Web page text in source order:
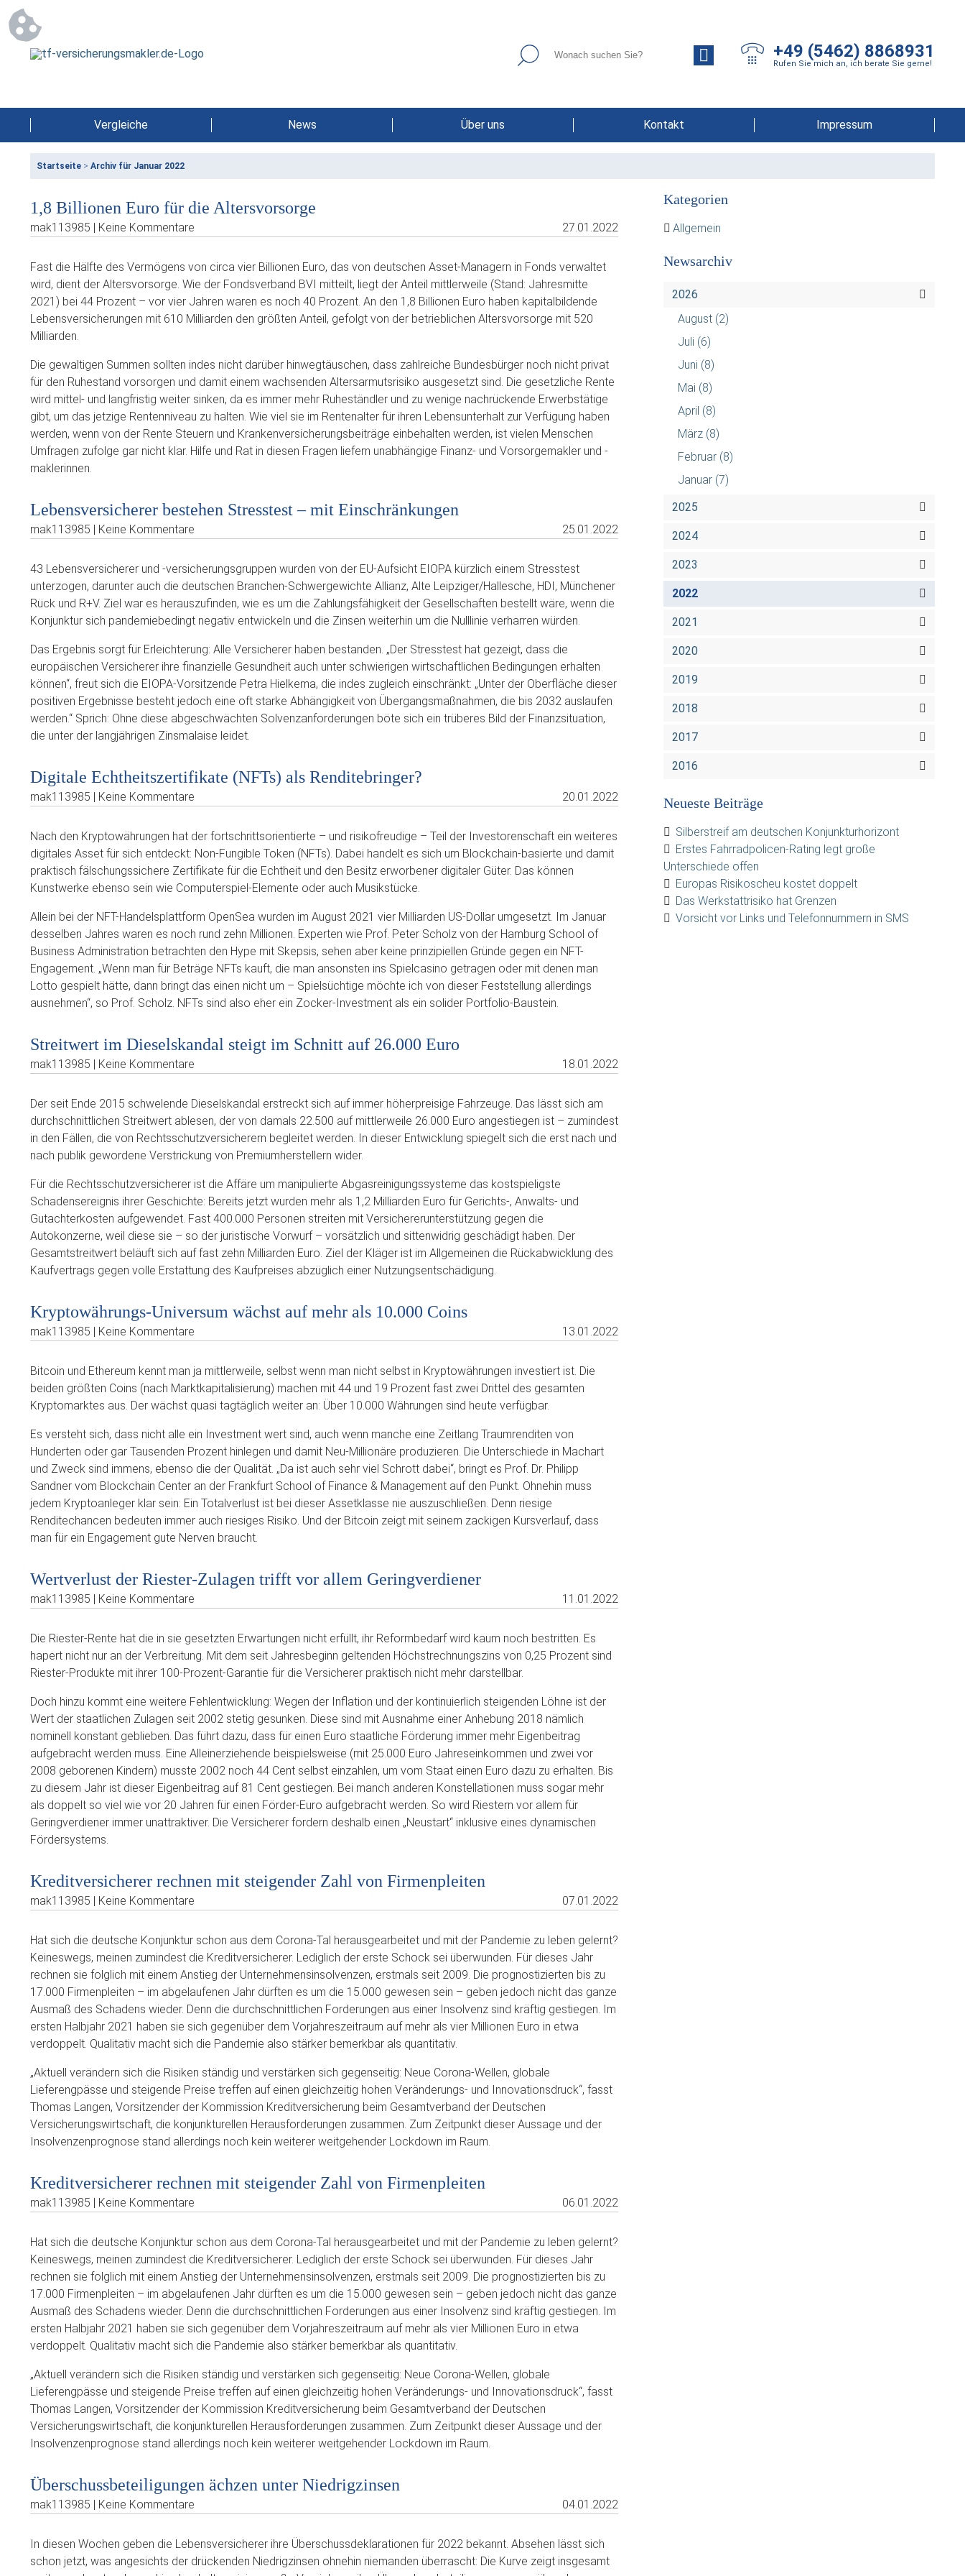
+49 (5462) 8868931
Rufen Sie mich an, ich berate Sie gerne!
Vergleiche News Über uns Kontakt Impressum
Startseite > Archiv für Januar 2022
1,8 Billionen Euro für die Altersvorsorge
mak113985 | Keine Kommentare 27.01.2022
Fast die Hälfte des Vermögens von circa vier Billionen Euro, das von deutschen Asset-Managern in Fonds verwaltet
wird, dient der Altersvorsorge. Wie der Fondsverband BVI mitteilt, liegt der Anteil mittlerweile (Stand: Jahresmitte
2021) bei 44 Prozent – vor vier Jahren waren es noch 40 Prozent. An den 1,8 Billionen Euro haben kapitalbildende
Lebensversicherungen mit 610 Milliarden den größten Anteil, gefolgt von der betrieblichen Altersvorsorge mit 520
Milliarden.
Die gewaltigen Summen sollten indes nicht darüber hinwegtäuschen, dass zahlreiche Bundesbürger noch nicht privat
für den Ruhestand vorsorgen und damit einem wachsenden Altersarmutsrisiko ausgesetzt sind. Die gesetzliche Rente
wird mittel- und langfristig weiter sinken, da es immer mehr Ruheständler und zu wenige nachrückende Erwerbstätige
gibt, um das jetzige Rentenniveau zu halten. Wie viel sie im Rentenalter für ihren Lebensunterhalt zur Verfügung haben
werden, wenn von der Rente Steuern und Krankenversicherungsbeiträge einbehalten werden, ist vielen Menschen
Umfragen zufolge gar nicht klar. Hilfe und Rat in diesen Fragen liefern unabhängige Finanz- und Vorsorgemakler und -
maklerinnen.
Lebensversicherer bestehen Stresstest – mit Einschränkungen
mak113985 | Keine Kommentare 25.01.2022
43 Lebensversicherer und -versicherungsgruppen wurden von der EU-Aufsicht EIOPA kürzlich einem Stresstest
unterzogen, darunter auch die deutschen Branchen-Schwergewichte Allianz, Alte Leipziger/Hallesche, HDI, Münchener
Rück und R+V. Ziel war es herauszufinden, wie es um die Zahlungsfähigkeit der Gesellschaften bestellt wäre, wenn die
Konjunktur sich pandemiebedingt negativ entwickeln und die Zinsen weiterhin um die Nulllinie verharren würden.
Das Ergebnis sorgt für Erleichterung: Alle Versicherer haben bestanden. „Der Stresstest hat gezeigt, dass die
europäischen Versicherer ihre finanzielle Gesundheit auch unter schwierigen wirtschaftlichen Bedingungen erhalten
können“, freut sich die EIOPA-Vorsitzende Petra Hielkema, die indes zugleich einschränkt: „Unter der Oberfläche dieser
positiven Ergebnisse besteht jedoch eine oft starke Abhängigkeit von Übergangsmaßnahmen, die bis 2032 auslaufen
werden.“ Sprich: Ohne diese abgeschwächten Solvenzanforderungen böte sich ein trüberes Bild der Finanzsituation,
die unter der langjährigen Zinsmalaise leidet.
Digitale Echtheitszertifikate (NFTs) als Renditebringer?
mak113985 | Keine Kommentare 20.01.2022
Nach den Kryptowährungen hat der fortschrittsorientierte – und risikofreudige – Teil der Investorenschaft ein weiteres
digitales Asset für sich entdeckt: Non-Fungible Token (NFTs). Dabei handelt es sich um Blockchain-basierte und damit
praktisch fälschungssichere Zertifikate für die Echtheit und den Besitz erworbener digitaler Güter. Das können
Kunstwerke ebenso sein wie Computerspiel-Elemente oder auch Musikstücke.
Allein bei der NFT-Handelsplattform OpenSea wurden im August 2021 vier Milliarden US-Dollar umgesetzt. Im Januar
desselben Jahres waren es noch rund zehn Millionen. Experten wie Prof. Peter Scholz von der Hamburg School of
Business Administration betrachten den Hype mit Skepsis, sehen aber keine prinzipiellen Gründe gegen ein NFT-
Engagement. „Wenn man für Beträge NFTs kauft, die man ansonsten ins Spielcasino getragen oder mit denen man
Lotto gespielt hätte, dann bringt das einen nicht um – Spielsüchtige möchte ich von dieser Feststellung allerdings
ausnehmen“, so Prof. Scholz. NFTs sind also eher ein Zocker-Investment als ein solider Portfolio-Baustein.
Streitwert im Dieselskandal steigt im Schnitt auf 26.000 Euro
mak113985 | Keine Kommentare 18.01.2022
Der seit Ende 2015 schwelende Dieselskandal erstreckt sich auf immer höherpreisige Fahrzeuge. Das lässt sich am
durchschnittlichen Streitwert ablesen, der von damals 22.500 auf mittlerweile 26.000 Euro angestiegen ist – zumindest
in den Fällen, die von Rechtsschutzversicherern begleitet werden. In dieser Entwicklung spiegelt sich die erst nach und
nach publik gewordene Verstrickung von Premiumherstellern wider.
Für die Rechtsschutzversicherer ist die Affäre um manipulierte Abgasreinigungssysteme das kostspieligste
Schadensereignis ihrer Geschichte: Bereits jetzt wurden mehr als 1,2 Milliarden Euro für Gerichts-, Anwalts- und
Gutachterkosten aufgewendet. Fast 400.000 Personen streiten mit Versichererunterstützung gegen die
Autokonzerne, weil diese sie – so der juristische Vorwurf – vorsätzlich und sittenwidrig geschädigt haben. Der
Gesamtstreitwert beläuft sich auf fast zehn Milliarden Euro. Ziel der Kläger ist im Allgemeinen die Rückabwicklung des
Kaufvertrags gegen volle Erstattung des Kaufpreises abzüglich einer Nutzungsentschädigung.
Kryptowährungs-Universum wächst auf mehr als 10.000 Coins
mak113985 | Keine Kommentare 13.01.2022
Bitcoin und Ethereum kennt man ja mittlerweile, selbst wenn man nicht selbst in Kryptowährungen investiert ist. Die
beiden größten Coins (nach Marktkapitalisierung) machen mit 44 und 19 Prozent fast zwei Drittel des gesamten
Kryptomarktes aus. Der wächst quasi tagtäglich weiter an: Über 10.000 Währungen sind heute verfügbar.
Es versteht sich, dass nicht alle ein Investment wert sind, auch wenn manche eine Zeitlang Traumrenditen von
Hunderten oder gar Tausenden Prozent hinlegen und damit Neu-Millionäre produzieren. Die Unterschiede in Machart
und Zweck sind immens, ebenso die der Qualität. „Da ist auch sehr viel Schrott dabei“, bringt es Prof. Dr. Philipp
Sandner vom Blockchain Center an der Frankfurt School of Finance & Management auf den Punkt. Ohnehin muss
jedem Kryptoanleger klar sein: Ein Totalverlust ist bei dieser Assetklasse nie auszuschließen. Denn riesige
Renditechancen bedeuten immer auch riesiges Risiko. Und der Bitcoin zeigt mit seinem zackigen Kursverlauf, dass
man für ein Engagement gute Nerven braucht.
Wertverlust der Riester-Zulagen trifft vor allem Geringverdiener
mak113985 | Keine Kommentare 11.01.2022
Die Riester-Rente hat die in sie gesetzten Erwartungen nicht erfüllt, ihr Reformbedarf wird kaum noch bestritten. Es
hapert nicht nur an der Verbreitung. Mit dem seit Jahresbeginn geltenden Höchstrechnungszins von 0,25 Prozent sind
Riester-Produkte mit ihrer 100-Prozent-Garantie für die Versicherer praktisch nicht mehr darstellbar.
Doch hinzu kommt eine weitere Fehlentwicklung: Wegen der Inflation und der kontinuierlich steigenden Löhne ist der
Wert der staatlichen Zulagen seit 2002 stetig gesunken. Diese sind mit Ausnahme einer Anhebung 2018 nämlich
nominell konstant geblieben. Das führt dazu, dass für einen Euro staatliche Förderung immer mehr Eigenbeitrag
aufgebracht werden muss. Eine Alleinerziehende beispielsweise (mit 25.000 Euro Jahreseinkommen und zwei vor
2008 geborenen Kindern) musste 2002 noch 44 Cent selbst einzahlen, um vom Staat einen Euro dazu zu erhalten. Bis
zu diesem Jahr ist dieser Eigenbeitrag auf 81 Cent gestiegen. Bei manch anderen Konstellationen muss sogar mehr
als doppelt so viel wie vor 20 Jahren für einen Förder-Euro aufgebracht werden. So wird Riestern vor allem für
Geringverdiener immer unattraktiver. Die Versicherer fordern deshalb einen „Neustart“ inklusive eines dynamischen
Fördersystems.
Kreditversicherer rechnen mit steigender Zahl von Firmenpleiten
mak113985 | Keine Kommentare 07.01.2022
Hat sich die deutsche Konjunktur schon aus dem Corona-Tal herausgearbeitet und mit der Pandemie zu leben gelernt?
Keineswegs, meinen zumindest die Kreditversicherer. Lediglich der erste Schock sei überwunden. Für dieses Jahr
rechnen sie folglich mit einem Anstieg der Unternehmensinsolvenzen, erstmals seit 2009. Die prognostizierten bis zu
17.000 Firmenpleiten – im abgelaufenen Jahr dürften es um die 15.000 gewesen sein – geben jedoch nicht das ganze
Ausmaß des Schadens wieder. Denn die durchschnittlichen Forderungen aus einer Insolvenz sind kräftig gestiegen. Im
ersten Halbjahr 2021 haben sie sich gegenüber dem Vorjahreszeitraum auf mehr als vier Millionen Euro in etwa
verdoppelt. Qualitativ macht sich die Pandemie also stärker bemerkbar als quantitativ.
„Aktuell verändern sich die Risiken ständig und verstärken sich gegenseitig: Neue Corona-Wellen, globale
Lieferengpässe und steigende Preise treffen auf einen gleichzeitig hohen Veränderungs- und Innovationsdruck“, fasst
Thomas Langen, Vorsitzender der Kommission Kreditversicherung beim Gesamtverband der Deutschen
Versicherungswirtschaft, die konjunkturellen Herausforderungen zusammen. Zum Zeitpunkt dieser Aussage und der
Insolvenzenprognose stand allerdings noch kein weiterer weitgehender Lockdown im Raum.
Kreditversicherer rechnen mit steigender Zahl von Firmenpleiten
mak113985 | Keine Kommentare 06.01.2022
Hat sich die deutsche Konjunktur schon aus dem Corona-Tal herausgearbeitet und mit der Pandemie zu leben gelernt?
Keineswegs, meinen zumindest die Kreditversicherer. Lediglich der erste Schock sei überwunden. Für dieses Jahr
rechnen sie folglich mit einem Anstieg der Unternehmensinsolvenzen, erstmals seit 2009. Die prognostizierten bis zu
17.000 Firmenpleiten – im abgelaufenen Jahr dürften es um die 15.000 gewesen sein – geben jedoch nicht das ganze
Ausmaß des Schadens wieder. Denn die durchschnittlichen Forderungen aus einer Insolvenz sind kräftig gestiegen. Im
ersten Halbjahr 2021 haben sie sich gegenüber dem Vorjahreszeitraum auf mehr als vier Millionen Euro in etwa
verdoppelt. Qualitativ macht sich die Pandemie also stärker bemerkbar als quantitativ.
„Aktuell verändern sich die Risiken ständig und verstärken sich gegenseitig: Neue Corona-Wellen, globale
Lieferengpässe und steigende Preise treffen auf einen gleichzeitig hohen Veränderungs- und Innovationsdruck“, fasst
Thomas Langen, Vorsitzender der Kommission Kreditversicherung beim Gesamtverband der Deutschen
Versicherungswirtschaft, die konjunkturellen Herausforderungen zusammen. Zum Zeitpunkt dieser Aussage und der
Insolvenzenprognose stand allerdings noch kein weiterer weitgehender Lockdown im Raum.
Überschussbeteiligungen ächzen unter Niedrigzinsen
mak113985 | Keine Kommentare 04.01.2022
In diesen Wochen geben die Lebensversicherer ihre Überschussdeklarationen für 2022 bekannt. Absehen lässt sich
schon jetzt, was angesichts der drückenden Niedrigzinsen ohnehin niemanden überrascht: Die Kurve zeigt insgesamt
Kategorien
Allgemein
Newsarchiv
2026
August (2)
Juli (6)
Juni (8)
Mai (8)
April (8)
März (8)
Februar (8)
Januar (7)
2025
2024
2023
2022
2021
2020
2019
2018
2017
2016
Neueste Beiträge
Silberstreif am deutschen Konjunkturhorizont
Erstes Fahrradpolicen-Rating legt große
Unterschiede offen
Europas Risikoscheu kostet doppelt
Das Werkstattrisiko hat Grenzen
Vorsicht vor Links und Telefonnummern in SMS